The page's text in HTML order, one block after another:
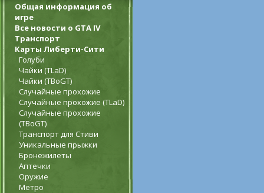
Общая информация об
игре
Все новости о GTA IV
Транспорт
Карты Либерти-Сити
Голуби
Чайки (TLaD)
Чайки (TBoGT)
Случайные прохожие
Случайные прохожие (TLaD)
Случайные прохожие
(TBoGT)
Транспорт для Стиви
Уникальные прыжки
Бронежилеты
Аптечки
Оружие
Метро